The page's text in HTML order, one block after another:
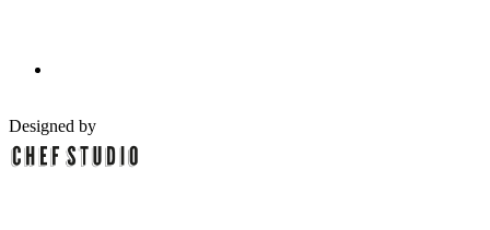
Designed by